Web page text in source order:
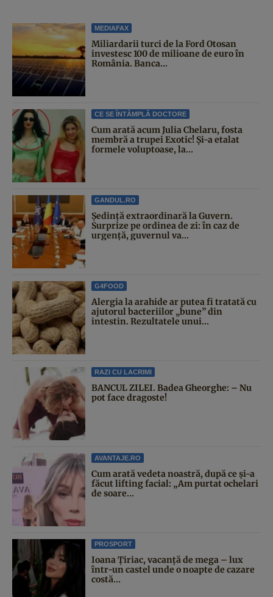
MEDIAFAX
Miliardarii turci de la Ford Otosan
investesc 100 de milioane de euro în
România. Banca...
CE SE ÎNTÂMPLĂ DOCTORE
Cum arată acum Julia Chelaru, fosta
membră a trupei Exotic! Și-a etalat
formele voluptoase, la...
GANDUL.RO
Şedinţă extraordinară la Guvern.
Surprize pe ordinea de zi: în caz de
urgență, guvernul va...
G4FOOD
Alergia la arahide ar putea fi tratată cu
ajutorul bacteriilor „bune” din
intestin. Rezultatele unui...
RAZI CU LACRIMI
BANCUL ZILEI. Badea Gheorghe: – Nu
pot face dragoste!
AVANTAJE.RO
Cum arată vedeta noastră, după ce și-a
făcut lifting facial: „Am purtat ochelari
de soare...
PROSPORT
Ioana Țiriac, vacanță de mega – lux
într-un castel unde o noapte de cazare
costă...